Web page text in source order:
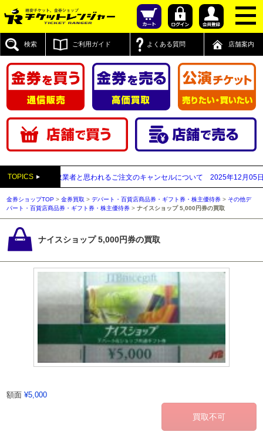
検索 ご利用ガイド よくある質問 店舗案内
TOPICS
先払い買取業者と思われるご注文のキャンセルについて 2025年12月05日 【
金券ショップTOP >金券買取 >デパート・百貨店商品券・ギフト券・株主優待券 > その他デ
パート・百貨店商品券・ギフト券・株主優待券 >ナイスショップ 5,000円券の買取
ナイスショップ 5,000円券の買取
額面 ¥5,000